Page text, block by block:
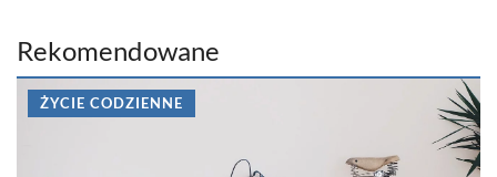
Rekomendowane
ŻYCIE CODZIENNE